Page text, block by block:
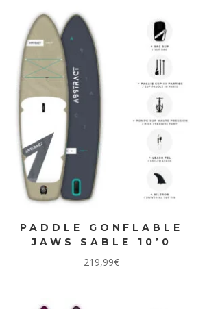
PADDLE GONFLABLE
JAWS SABLE 10’0
219,99€